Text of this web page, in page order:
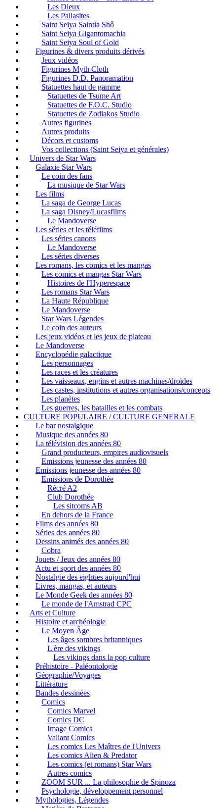
Les Dieux
Les Pallasites
Saint Seiya Saintia Shô
Saint Seiya Gigantomachia
Saint Seiya Soul of Gold
Figurines & divers produits dérivés
Jeux vidéos
Figurines Myth Cloth
Figurines D.D. Panoramation
Statuettes haut de gamme
Statuettes de Tsume Art
Statuettes de F.O.C. Studio
Statuettes de Zodiakos Studio
Autres figurines
Autres produits
Décors et customs
Vos collections (Saint Seiya et générales)
Univers de Star Wars
Galaxie Star Wars
Le coin des fans
La musique de Star Wars
Les films
La saga de George Lucas
La saga Disney/Lucasfilms
Le Mandoverse
Les séries et les téléfilms
Les séries canons
Le Mandoverse
Les séries diverses
Les romans, les comics et les mangas
Les comics et mangas Star Wars
Histoires de l'Hyperespace
Les romans Star Wars
La Haute République
Le Mandoverse
Star Wars Légendes
Le coin des auteurs
Les jeux vidéos et les jeux de plateau
Le Mandoverse
Encyclopédie galactique
Les personnages
Les races et les créatures
Les vaisseaux, engins et autres machines/droïdes
Les castes, institutions et autres organisations/concepts
Les planètes
Les guerres, les batailles et les combats
CULTURE POPULAIRE / CULTURE GENERALE
Le bar nostalgique
Musique des années 80
La télévision des années 80
Grand producteurs, empires audiovisuels
Emissions jeunesse des années 80
Emissions jeunesse des années 80
Emissions de Dorothée
Récré A2
Club Dorothée
Les sitcoms AB
En dehors de la France
Films des années 80
Séries des années 80
Dessins animés des années 80
Cobra
Jouets / Jeux des années 80
Actu et sport des années 80
Nostalgie des eighties aujourd'hui
Livres, mangas, et auteurs
Le Monde Geek des années 80
Le monde de l'Amstrad CPC
Arts et Culture
Histoire et archéologie
Le Moyen Âge
Les âges sombres britanniques
L'ère des vikings
Les vikings dans la pop culture
Préhistoire - Paléontologie
Géographie/Voyages
Littérature
Bandes dessinées
Comics
Comics Marvel
Comics DC
Image Comics
Valiant Comics
Les comics Les Maîtres de l'Univers
Les comics Alien & Predator
Les comics (et romans) Star Wars
Autres comics
ZOOM SUR ... La philosophie de Spinoza
Psychologie, développement personnel
Mythologies, Légendes